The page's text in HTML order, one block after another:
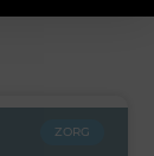
ZORG